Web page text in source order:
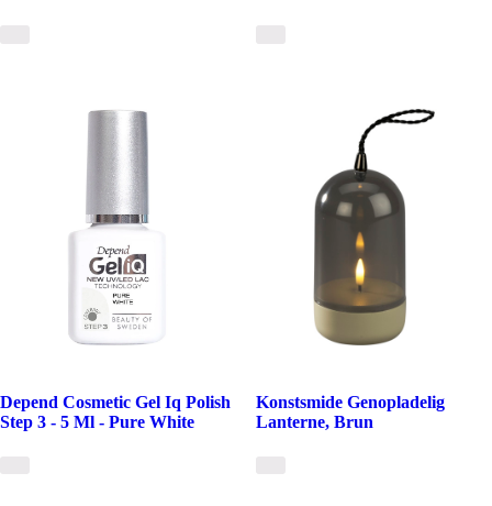
Depend Cosmetic Gel Iq Polish
Step 3 - 5 Ml - Pure White
Konstsmide Genopladelig
Lanterne, Brun